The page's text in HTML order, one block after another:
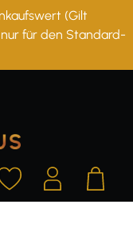
(Gilt
für den Standard-